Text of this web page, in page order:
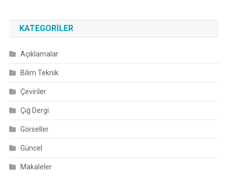
KATEGORILER
Açıklamalar
Bilim Teknik
Çeviriler
Çığ Dergi
Görseller
Güncel
Makaleler